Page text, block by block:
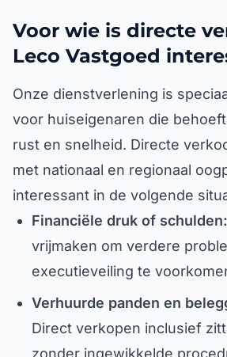
Voor wie is directe
Leco Vastgoed
Onze dienstverlening is
voor huiseigenaren die
rust en snelheid. Directe
met nationaal en regionaal
interessant in de volgende
Financiële druk of schulden:
vrijmaken om verdere
executieveiling te
Verhuurde panden en
Direct verkopen inclusief
zonder ingewikkelde